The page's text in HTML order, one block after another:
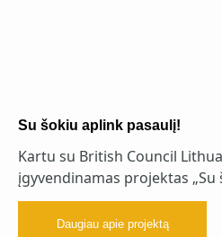
Su šokiu aplink pasaulį!
Kartu su British Council
įgyvendinamas projektas „Su
Daugiau apie projektą